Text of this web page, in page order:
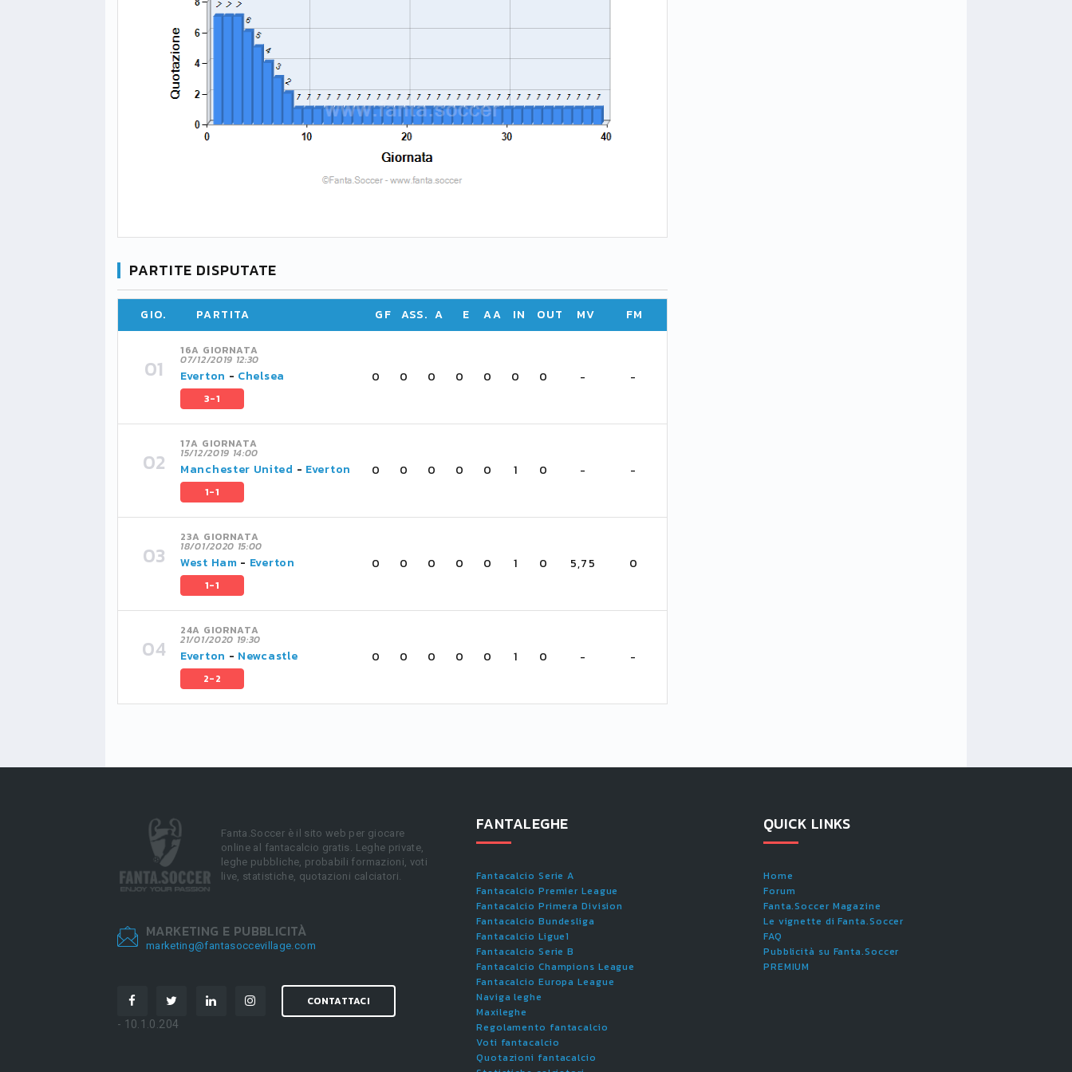
PARTITE DISPUTATE
GIO. PARTITA GF ASS. A E AA IN OUT MV FM
16A GIORNATA
07/12/2019 12:30
Everton - Chelsea
3-1
0 0 0 0 0 0 0 - -
17A GIORNATA
15/12/2019 14:00
Manchester United - Everton
1-1
0 0 0 0 0 1 0 - -
23A GIORNATA
18/01/2020 15:00
West Ham - Everton
1-1
0 0 0 0 0 1 0 5,75 0
24A GIORNATA
21/01/2020 19:30
Everton - Newcastle
2-2
0 0 0 0 0 1 0 - -
Fanta.Soccer è il sito web per giocare
online al fantacalcio gratis. Leghe private,
leghe pubbliche, probabili formazioni, voti
live, statistiche, quotazioni calciatori.
MARKETING E PUBBLICITÀ
marketing@fantasoccevillage.com
CONTATTACI
- 10.1.0.204
FANTALEGHE
Fantacalcio Serie A
Fantacalcio Premier League
Fantacalcio Primera Division
Fantacalcio Bundesliga
Fantacalcio Ligue1
Fantacalcio Serie B
Fantacalcio Champions League
Fantacalcio Europa League
Naviga leghe
Maxileghe
Regolamento fantacalcio
Voti fantacalcio
Quotazioni fantacalcio
QUICK LINKS
Home
Forum
Fanta.Soccer Magazine
Le vignette di Fanta.Soccer
FAQ
Pubblicità su Fanta.Soccer
PREMIUM